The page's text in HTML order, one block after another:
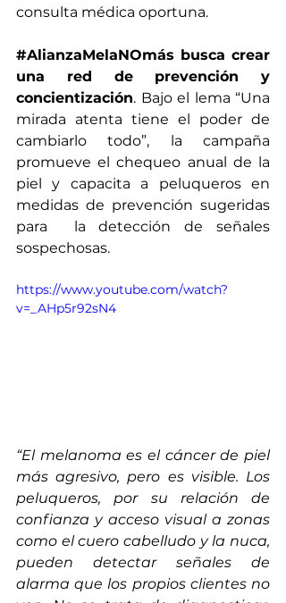
consulta médica oportuna.
#AlianzaMelaNOmás busca crear
una red de prevención y
concientización. Bajo el lema “Una
mirada atenta tiene el poder de
cambiarlo todo”, la campaña
promueve el chequeo anual de la
piel y capacita a peluqueros en
medidas de prevención sugeridas
para  la detección de señales
sospechosas.
https://www.youtube.com/watch?
v=_AHp5r92sN4
“El melanoma es el cáncer de piel
más agresivo, pero es visible. Los
peluqueros, por su relación de
confianza y acceso visual a zonas
como el cuero cabelludo y la nuca,
pueden detectar señales de
alarma que los propios clientes no